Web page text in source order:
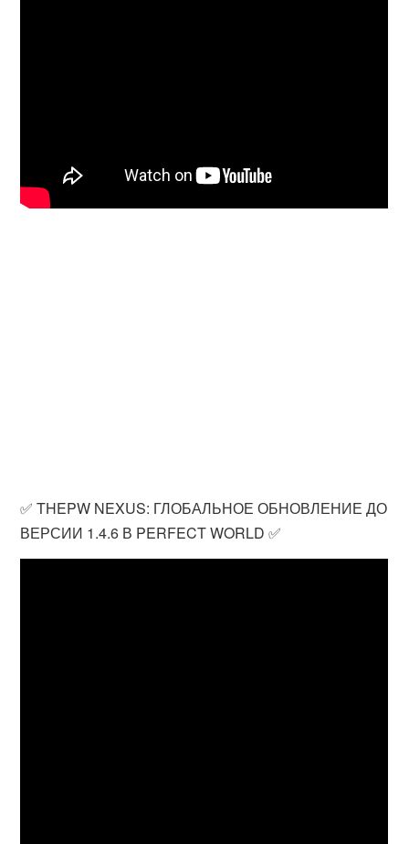
✅ THEPW NEXUS: ГЛОБАЛЬНОЕ ОБНОВЛЕНИЕ ДО
ВЕРСИИ 1.4.6 В PERFECT WORLD ✅